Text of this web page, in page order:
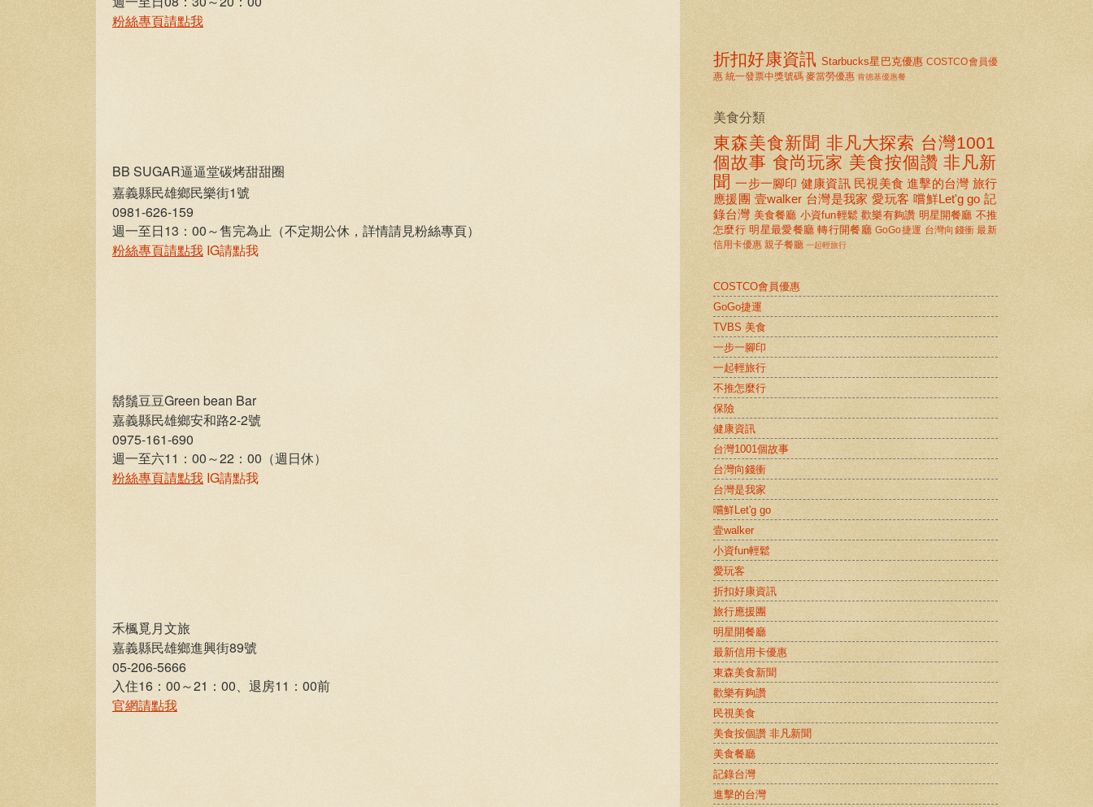
粉絲專頁請點我
BB SUGAR逼逼堂碳烤甜甜圈
嘉義縣民雄鄉民樂街1號
0981-626-159
週一至日13：00～售完為止（不定期公休，詳情請見粉絲專頁）
粉絲專頁請點我 IG請點我
鬍鬚豆豆Green bean Bar
嘉義縣民雄鄉安和路2-2號
0975-161-690
週一至六11：00～22：00（週日休）
粉絲專頁請點我 IG請點我
禾楓覓月文旅
嘉義縣民雄鄉進興街89號
05-206-5666
入住16：00～21：00、退房11：00前
官網請點我
折扣好康資訊 Starbucks星巴克優惠 COSTCO會員優
惠 統一發票中獎號碼 麥當勞優惠 肯德基優惠餐
美食分類
東森美食新聞 非凡大探索 台灣1001
個故事 食尚玩家 美食按個讚 非凡新
聞 一步一腳印 健康資訊 民視美食 進擊的台灣 旅行
應援團 壹walker 台灣是我家 愛玩客 嚐鮮Let'g go 記
錄台灣 美食餐廳 小資fun輕鬆 歡樂有夠讚 明星開餐廳 不推
怎麼行 明星最愛餐廳 轉行開餐廳 GoGo捷運 台灣向錢衝 最新
信用卡優惠 親子餐廳 一起輕旅行
COSTCO會員優惠
GoGo捷運
TVBS 美食
一步一腳印
一起輕旅行
不推怎麼行
保險
健康資訊
台灣1001個故事
台灣向錢衝
台灣是我家
嚐鮮Let'g go
壹walker
小資fun輕鬆
愛玩客
折扣好康資訊
旅行應援團
明星開餐廳
最新信用卡優惠
東森美食新聞
歡樂有夠讚
民視美食
美食按個讚 非凡新聞
美食餐廳
記錄台灣
進擊的台灣